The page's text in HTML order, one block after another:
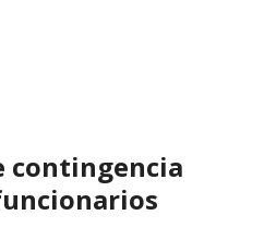
contingencia